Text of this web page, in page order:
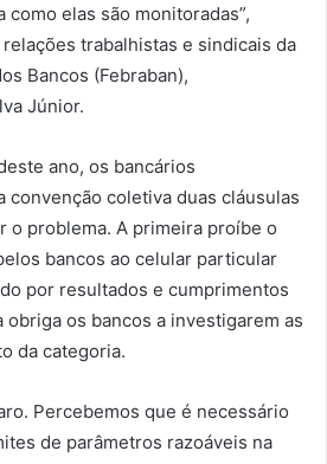
elas são monitoradas”,
trabalhistas e sindicais da
Bancos (Febraban),
Júnior.
ano, os bancários
convenção coletiva duas cláusulas
o problema. A primeira proíbe o
bancos ao celular particular
por resultados e cumprimentos
obriga os bancos a investigarem as
da categoria.
Percebemos que é necessário
de parâmetros razoáveis na